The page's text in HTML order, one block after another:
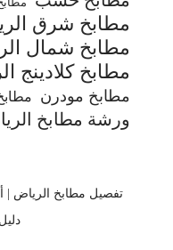
مطابخ شرق
مطابخ شمال
مطابخ كلادينج
مطابخ مودرن مطابخ
ورشة مطابخ
تفصيل مطابخ الرياض |